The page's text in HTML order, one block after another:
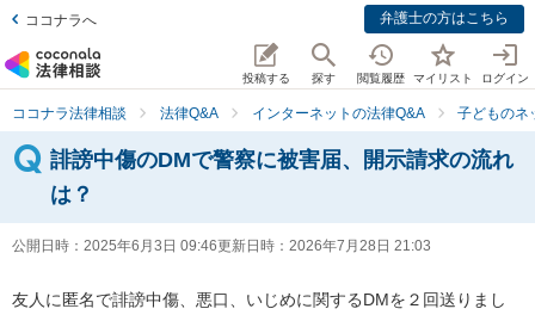
ココナラへ 弁護士の方はこちら
投稿する 探す 閲覧履歴 マイリスト ログイン
ココナラ法律相談 法律Q&A インターネットの法律Q&A 子どものネ
誹謗中傷のDMで警察に被害届、開示請求の流れ
は？
公開日時： 2025年6月3日 09:46更新日時： 2026年7月28日 21:03
友人に匿名で誹謗中傷、悪口、いじめに関するDMを２回送りまし